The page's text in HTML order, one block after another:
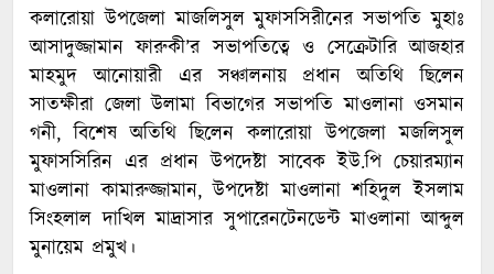
কলারোয়া উপজেলা মাজলিসুল মুফাসসিরীনের সভাপতি মুহাঃ
আসাদুজ্জামান ফারুকী’র সভাপতিত্বে ও সেক্রেটারি আজহার
মাহমুদ আনোয়ারী এর সঞ্চালনায় প্রধান অতিথি ছিলেন
সাতক্ষীরা জেলা উলামা বিভাগের সভাপতি মাওলানা ওসমান
গনী, বিশেষ অতিথি ছিলেন কলারোয়া উপজেলা মজলিসুল
মুফাসসিরিন এর প্রধান উপদেষ্টা সাবেক ইউ.পি চেয়ারম্যান
মাওলানা কামারুজ্জামান, উপদেষ্টা মাওলানা শহিদুল ইসলাম
সিংহলাল দাখিল মাদ্রাসার সুপারেনটেনডেন্ট মাওলানা আব্দুল
মুনায়েম প্রমুখ।